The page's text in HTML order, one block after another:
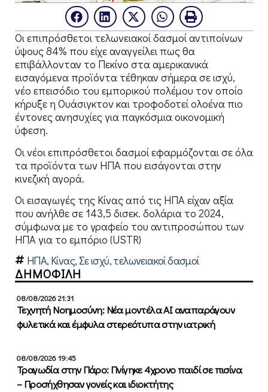
Οι επιπρόσθετοι τελωνειακοί δασμοί αντιποίνων
ύψους 84% που είχε αναγγείλει πως θα
επιβάλλονταν το Πεκίνο στα αμερικανικά
εισαγόμενα προϊόντα τέθηκαν σήμερα σε ισχύ,
νέο επεισόδιο του εμπορικού πολέμου τον οποίο
κήρυξε η Ουάσιγκτον και τροφοδοτεί ολοένα πιο
έντονες ανησυχίες για παγκόσμια οικονομική
ύφεση.
Οι νέοι επιπρόσθετοι δασμοί εφαρμόζονται σε όλα
τα προϊόντα των ΗΠΑ που εισάγονται στην
κινεζική αγορά.
Οι εισαγωγές της Κίνας από τις ΗΠΑ είχαν αξία
που ανήλθε σε 143,5 δισεκ. δολάρια το 2024,
σύμφωνα με το γραφείο του αντιπροσώπου των
ΗΠΑ για το εμπόριο (USTR)
ΗΠΑ, Κίνας, Σε ισχύ,τελωνειακοί δασμοί
ΔΗΜΟΦΙΛΗ
08/08/2026 21:31
Τεχνητή Νοημοσύνη: Νέα μοντέλα ΑΙ αναπαράγουν
φυλετικά και έμφυλα στερεότυπα στην ιατρική
08/08/2026 19:45
Τραγωδία στην Πάρο: Πνίγηκε 4χρονο παιδί σε πισίνα
– Προσήχθησαν γονείς και ιδιοκτήτης